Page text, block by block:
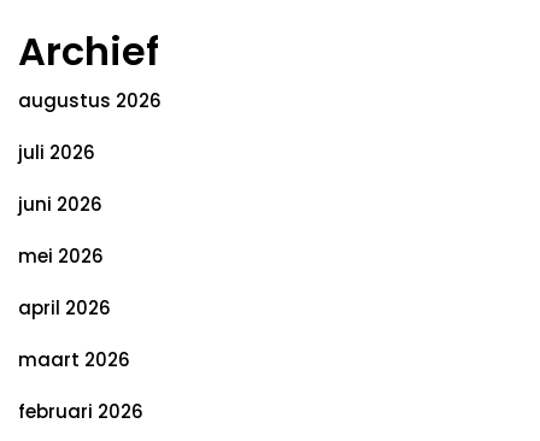
Archief
augustus 2026
juli 2026
juni 2026
mei 2026
april 2026
maart 2026
februari 2026